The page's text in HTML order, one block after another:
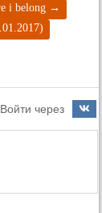
i belong →
Войти через